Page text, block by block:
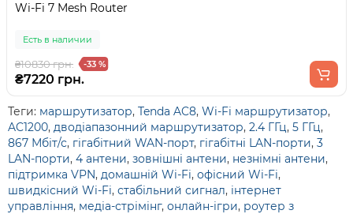
Wi-Fi 7 Mesh Router
Есть в наличии
₴10830 грн. -33 %
₴7220 грн.
Теги: маршрутизатор, Tenda AC8, Wi-Fi маршрутизатор,
AC1200, дводіапазонний маршрутизатор, 2.4 ГГц, 5 ГГц,
867 Мбіт/с, гігабітний WAN-порт, гігабітні LAN-порти, 3
LAN-порти, 4 антени, зовнішні антени, незнімні антени,
підтримка VPN, домашній Wi-Fi, офісний Wi-Fi,
швидкісний Wi-Fi, стабільний сигнал, інтернет
управління, медіа-стрімінг, онлайн-ігри, роутер з